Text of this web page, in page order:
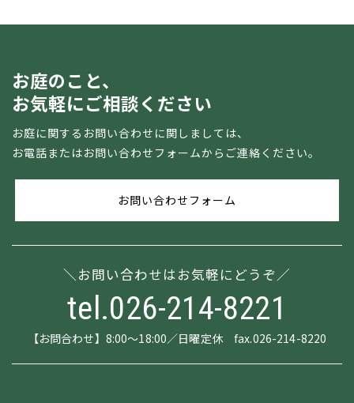
お庭のこと、
お気軽にご相談ください
お庭に関するお問い合わせに関しましては、
お電話またはお問い合わせフォームからご連絡ください。
お問い合わせフォーム
お問い合わせはお気軽にどうぞ
tel.026-214-8221
【お問合わせ】8:00～18:00／日曜定休 fax.026-214-8220